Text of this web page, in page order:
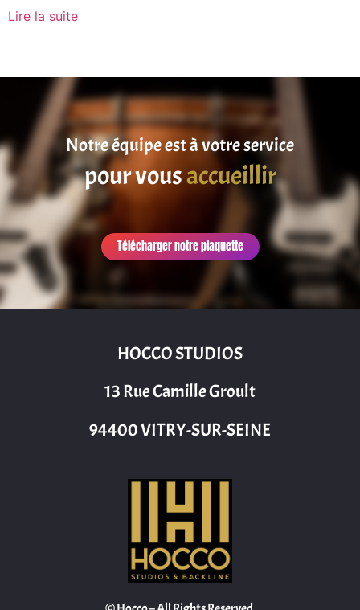
Lire la suite
Notre équipe est à votre service
pour vous
accueillir
satisfaire
Télécharger notre plaquette
HOCCO STUDIOS
13 Rue Camille Groult
94400 VITRY-SUR-SEINE